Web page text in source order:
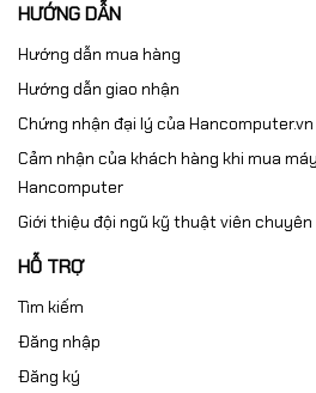
HƯỚNG DẪN
Hướng dẫn mua hàng
Hướng dẫn giao nhận
Chứng nhận đại lý của Hancomputer.vn
Cảm nhận của khách hàng khi mua
Hancomputer
Giới thiệu đội ngũ kỹ thuật viên
HỖ TRỢ
Tìm kiếm
Đăng nhập
Đăng ký